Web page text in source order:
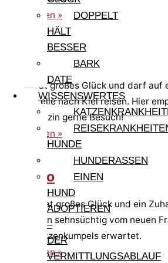
DOPPELT
HÄLT
BESSER
BARK
DATE
WISSENSWERTES
HUNDE
HUNDERASSEN
EINEN
HUND
ADOPTIEREN
–
DER
VERMITTLUNGSABLAUF
weiterlesen »
Lidina
Lidina hat großes Glück und darf auf
Pflegestelle nach Kiel reisen. Hier
Glückskätzin gerne Besuch!
weiterlesen »
Cirillino
Cirillino hat großes Glück und ein
wird schon sehnsüchtig vom neuen
neuen Katzenkumpels erwartet.
weiterlesen »